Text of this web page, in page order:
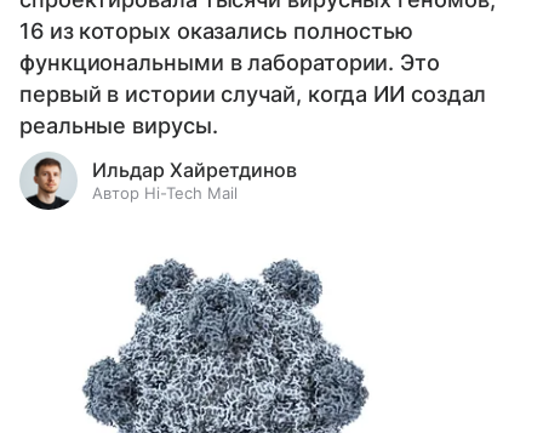
16 из которых оказались полностью
функциональными в лаборатории. Это
первый в истории случай, когда ИИ создал
реальные вирусы.
Ильдар Хайретдинов
Автор Hi-Tech Mail